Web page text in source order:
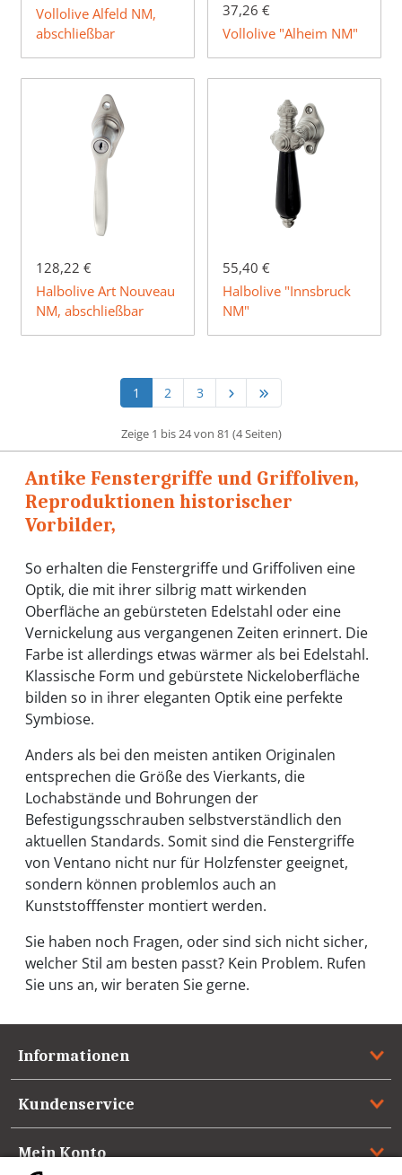
Vollolive Alfeld NM,
abschließbar
37,26 €
Vollolive "Alheim NM"
128,22 €
Halbolive Art Nouveau
NM, abschließbar
55,40 €
Halbolive "Innsbruck
NM"
1 2 3
Zeige 1 bis 24 von 81 (4 Seiten)
Antike Fenstergriffe und Griffoliven,
Reproduktionen historischer
Vorbilder,
So erhalten die Fenstergriffe und Griffoliven eine
Optik, die mit ihrer silbrig matt wirkenden
Oberfläche an gebürsteten Edelstahl oder eine
Vernickelung aus vergangenen Zeiten erinnert. Die
Farbe ist allerdings etwas wärmer als bei Edelstahl.
Klassische Form und gebürstete Nickeloberfläche
bilden so in ihrer eleganten Optik eine perfekte
Symbiose.
Anders als bei den meisten antiken Originalen
entsprechen die Größe des Vierkants, die
Lochabstände und Bohrungen der
Befestigungsschrauben selbstverständlich den
aktuellen Standards. Somit sind die Fenstergriffe
von Ventano nicht nur für Holzfenster geeignet,
sondern können problemlos auch an
Kunststofffenster montiert werden.
Sie haben noch Fragen, oder sind sich nicht sicher,
welcher Stil am besten passt? Kein Problem. Rufen
Sie uns an, wir beraten Sie gerne.
Informationen
Kundenservice
Mein Konto